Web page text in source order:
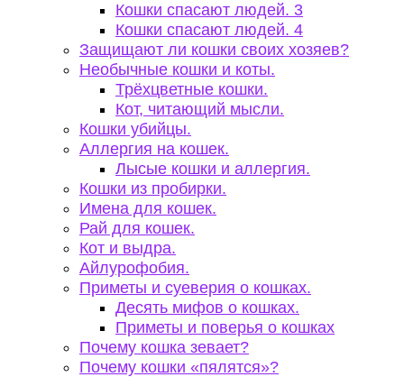
Кошки спасают людей. 3
Кошки спасают людей. 4
Защищают ли кошки своих хозяев?
Необычные кошки и коты.
Трёхцветные кошки.
Кот, читающий мысли.
Кошки убийцы.
Аллергия на кошек.
Лысые кошки и аллергия.
Кошки из пробирки.
Имена для кошек.
Рай для кошек.
Кот и выдра.
Айлурофобия.
Приметы и суеверия о кошках.
Десять мифов о кошках.
Приметы и поверья о кошках
Почему кошка зевает?
Почему кошки «пялятся»?